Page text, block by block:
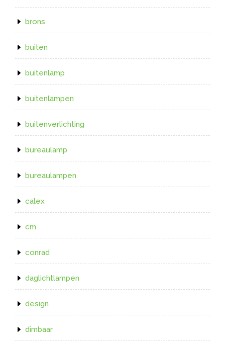
brons
buiten
buitenlamp
buitenlampen
buitenverlichting
bureaulamp
bureaulampen
calex
cm
conrad
daglichtlampen
design
dimbaar